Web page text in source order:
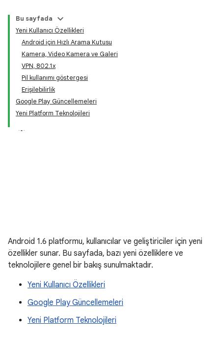
Bu sayfada
Yeni Kullanıcı Özellikleri
Android için Hızlı Arama Kutusu
Kamera, Video Kamera ve Galeri
VPN, 802.1x
Pil kullanımı göstergesi
Erişilebilirlik
Google Play Güncellemeleri
Yeni Platform Teknolojileri
Android 1.6 platformu, kullanıcılar ve geliştiriciler için yeni
özellikler sunar. Bu sayfada, bazı yeni özelliklere ve
teknolojilere genel bir bakış sunulmaktadır.
Yeni Kullanıcı Özellikleri
Google Play Güncellemeleri
Yeni Platform Teknolojileri